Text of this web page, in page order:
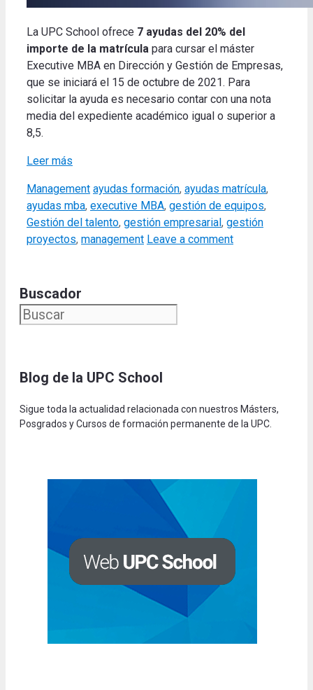
La UPC School ofrece 7 ayudas del 20% del
importe de la matrícula para cursar el máster
Executive MBA en Dirección y Gestión de Empresas,
que se iniciará el 15 de octubre de 2021. Para
solicitar la ayuda es necesario contar con una nota
media del expediente académico igual o superior a
8,5.
Leer más
Categories
Management Tags
ayudas formación, ayudas matrícula,
ayudas mba, executive MBA, gestión de equipos,
Gestión del talento, gestión empresarial , gestión
proyectos, management Leave a comment
Buscador
Blog de la UPC School
Sigue toda la actualidad relacionada con nuestros Másters,
Posgrados y Cursos de formación permanente de la UPC.